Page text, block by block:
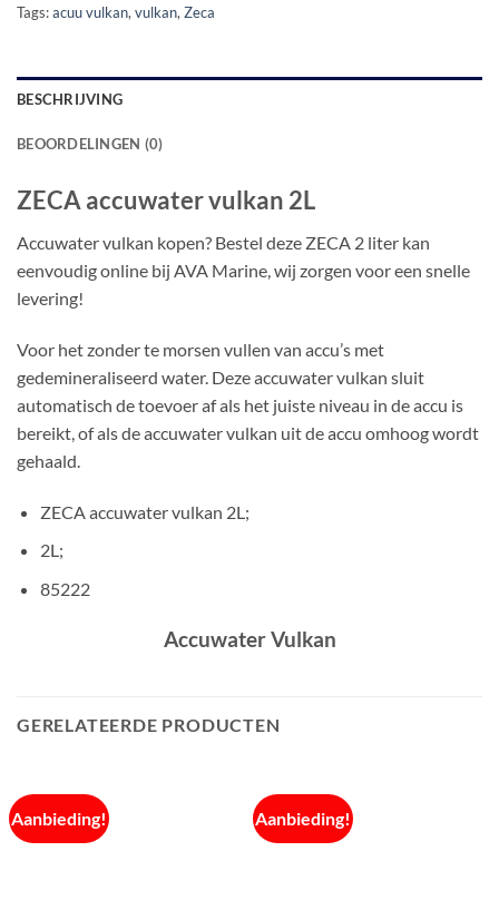
Tags:acuu vulkan, vulkan, Zeca
BESCHRIJVING
BEOORDELINGEN (0)
ZECA accuwater vulkan 2L
Accuwater vulkan kopen? Bestel deze ZECA 2 liter kan
eenvoudig online bij AVA Marine, wij zorgen voor een snelle
levering!
Voor het zonder te morsen vullen van accu’s met
gedemineraliseerd water. Deze accuwater vulkan sluit
automatisch de toevoer af als het juiste niveau in de accu is
bereikt, of als de accuwater vulkan uit de accu omhoog wordt
gehaald.
ZECA accuwater vulkan 2L;
2L;
85222
Accuwater Vulkan
GERELATEERDE PRODUCTEN
Aanbieding! Aanbieding!